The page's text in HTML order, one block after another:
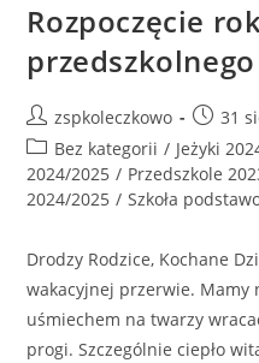
Rozpoczęcie
przedszkolnego
zspkoleczkowo
31
Bez kategorii / Jeżyki
2024/2025 / Przedszkole
2024/2025 / Szkoła
Drodzy Rodzice, Kochane
wakacyjnej przerwie. Mamy
uśmiechem na twarzy
progi. Szczególnie ciepło